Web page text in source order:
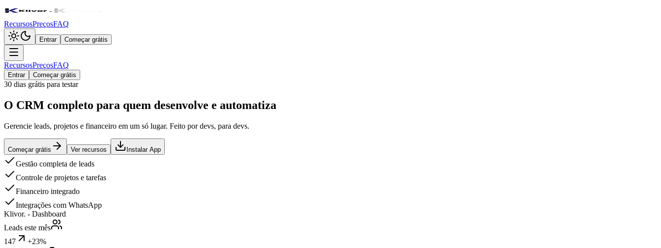
RecursosPreçosFAQ
Entrar Começar grátis
RecursosPreçosFAQ
Entrar Começar grátis
30 dias grátis para testar
O CRM completo para quem desenvolve e automatiza
Gerencie leads, projetos e financeiro em um só lugar. Feito por devs, para devs.
Começar grátis Ver recursos Instalar App
Gestão completa de leads
Controle de projetos e tarefas
Financeiro integrado
Integrações com WhatsApp
Klivor. - Dashboard
Leads este mês
147
+23%